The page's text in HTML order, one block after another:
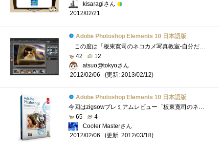
kisaragiさん
2012/02/21
Adobe Photoshop Elements 10 日本語版
この度は「板東寛司のネコカメ写真教室-自分だけの写真集制作編」に選出いただきありがとうございます。 こちらでは、AdobePhotoshopElements10の�...
42
12
atsuo@tokyoさん
2012/02/06
(更新: 2013/02/12)
Adobe Photoshop Elements 10 日本語版
今回はzigsowプレミアムレビュー「板東寛司のネコカメ写真教室-自分だけの写真集制作編」のレビュアーに選出して頂き、マウスコンピューター「M...
65
4
Cooler Masterさん
2012/02/06
(更新: 2012/03/18)